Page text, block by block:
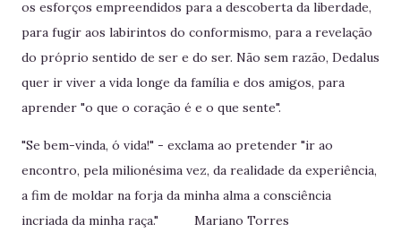
os esforços empreendidos para a descoberta da liberdade,
para fugir aos labirintos do conformismo, para a revelação
do próprio sentido de ser e do ser. Não sem razão, Dedalus
quer ir viver a vida longe da família e dos amigos, para
aprender "o que o coração é e o que sente".
"Se bem-vinda, ó vida!" - exclama ao pretender "ir ao
encontro, pela milionésima vez, da realidade da experiência,
a fim de moldar na forja da minha alma a consciência
incriada da minha raça." Mariano Torres